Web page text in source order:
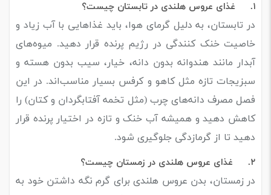
۱.
غذای عروس هلندی در تابستان چیست؟
در تابستان، به دلیل گرمای هوا، باید غذاهایی با آب زیاد و
خاصیت خنک‌ کنندگی در رژیم پرنده قرار دهید. میوه‌های
آبدار مانند هندوانه بدون دانه، خیار، سیب بدون هسته و
سبزیجات تازه مثل کاهو و کرفس بسیار مناسب‌اند. در این
فصل مصرف دانه‌های چرب (مثل تخمه آفتابگردان و کتان) را
کاهش دهید و همیشه آب خنک و تازه در اختیار پرنده قرار
دهید تا از گرمازدگی جلوگیری شود.
۲. غذای عروس هلندی در زمستان چیست؟
در زمستان، بدن عروس هلندی برای گرم نگه داشتن خود به